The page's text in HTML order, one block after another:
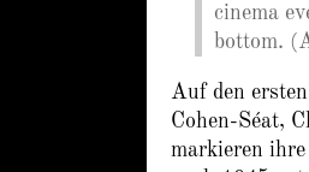
cinema
bottom.
Auf den
Cohen-Séat,
markieren